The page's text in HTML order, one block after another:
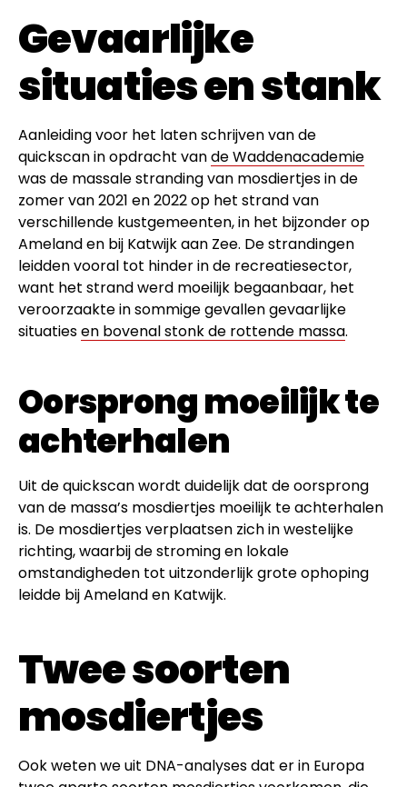
Gevaarlijke
situaties en stank
Aanleiding voor het laten schrijven van de
quickscan in opdracht vande Waddenacademie
was de massale stranding van mosdiertjes in de
zomer van 2021 en 2022 op het strand van
verschillende kustgemeenten, in het bijzonder op
Ameland en bij Katwijk aan Zee. De strandingen
leidden vooral tot hinder in de recreatiesector,
want het strand werd moeilijk begaanbaar, het
veroorzaakte in sommige gevallen gevaarlijke
situatiesen bovenal stonk de rottende massa.
Oorsprong moeilijk te
achterhalen
Uit de quickscan wordt duidelijk dat de oorsprong
van de massa’s mosdiertjes moeilijk te achterhalen
is. De mosdiertjes verplaatsen zich in westelijke
richting, waarbij de stroming en lokale
omstandigheden tot uitzonderlijk grote ophoping
leidde bij Ameland en Katwijk.
Twee soorten
mosdiertjes
Ook weten we uit DNA-analyses dat er in Europa